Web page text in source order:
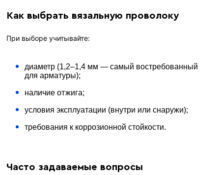
Как выбрать вязальную проволоку
При выборе учитывайте:
диаметр (1,2–1,4 мм — самый востребованный
для арматуры);
наличие отжига;
условия эксплуатации (внутри или снаружи);
требования к коррозионной стойкости.
Часто задаваемые вопросы